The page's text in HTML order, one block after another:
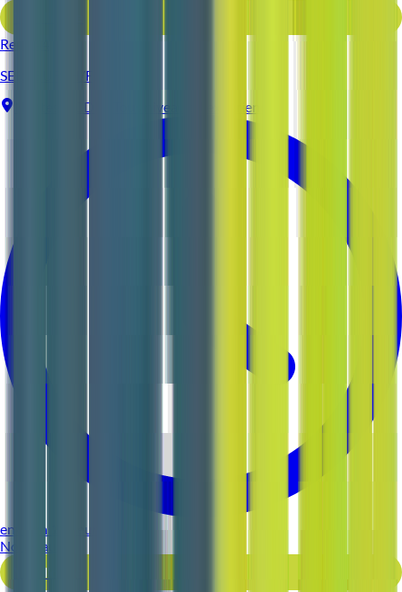
Reso 44
SERVEUR (H/F)
CDI Tous niveaux d'expérience
environ 11 heures
Nouveau
Voir l'offre